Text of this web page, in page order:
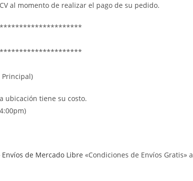
al momento de realizar el pago de su pedido.
Principal)
ubicación tiene su costo.
de Mercado Libre «Condiciones de Envíos Gratis»